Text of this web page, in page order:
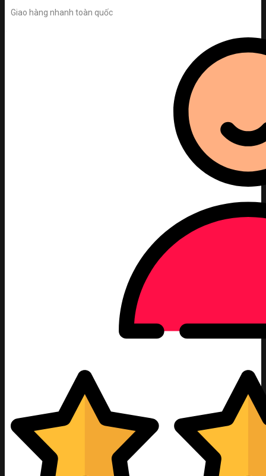
Giao hàng nhanh toàn quốc